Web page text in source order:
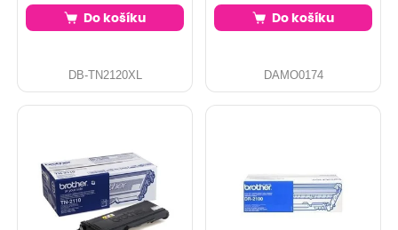
Do košíku
DB-TN2120XL
Do košíku
DAMO0174